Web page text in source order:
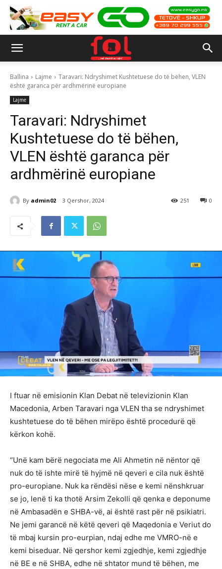
Ballina Lajme
Taravari: Ndryshimet Kushtetuese do të bëhen, VLEN
është garanca për ardhmërinë europiane
Lajme
Taravari: Ndryshimet
Kushtetuese do të bëhen,
VLEN është garanca për
ardhmërinë europiane
By admin02 3 Qershor, 2024 0
251
I ftuar në emisionin Klan Debat në televizionin Klan
Macedonia, Arben Taravari nga VLEN tha se ndryshimet
kushtetuese do të bëhen mirëpo është procedurë që
kërkon kohë.
“Unë kam bërë negociata me Ali Ahmetin në nëntor që
nuk do të ishte mirë të hyjmë në qeveri e cila nuk është
pro-europiane. Nuk ka rëndësi nëse e kemi nënshkruar
se jo, lenë ti ka thotë Arsim Zekolli që qenka e deponume
në Ambasadën e SHBA-vë, ai është rast për në psikiatri.
Ne jemi garancë në këtë qeveri që Maqedonia e Veriut do
të mbaj kursin pro-eurpian, ndaj edhe me VMRO-në e
kemi biseduar. Në qershor kemi zgjedhje, kemi zgjedhje
në BE e në SHBA, edhe në shtator mund të bëhen, me